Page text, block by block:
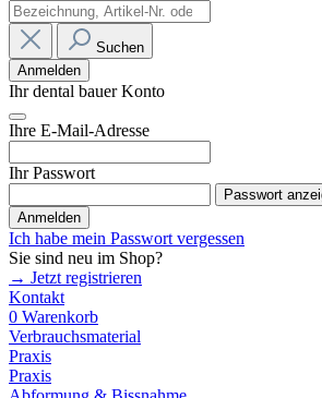
Suchen
Anmelden
Ihr dental bauer Konto
Ihre E-Mail-Adresse
Ihr Passwort
Passwort
Anmelden
Ich habe mein Passwort vergessen
Sie sind neu im Shop?
→ Jetzt registrieren
Kontakt
0 Warenkorb
Verbrauchsmaterial
Praxis
Praxis